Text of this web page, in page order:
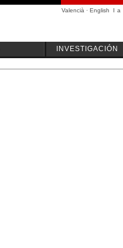
Valencià · English I a
INVESTIGACIÓN